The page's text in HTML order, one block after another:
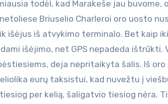
todėl, kad Marakeše jau buvome,
Briuselio Charleroi oro uosto
išėjus iš atvykimo terminalo. Bet kaip
išėjimo, net GPS nepadeda ištrūkti.
deja nepritaikyta šalis. Iš
eurų taksistui, kad nuvežtu į
per kelią, šaligatvio tiesiog nėra.